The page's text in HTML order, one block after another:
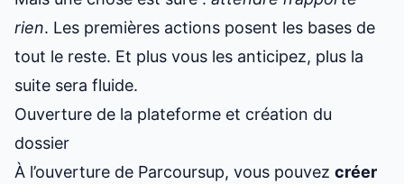
rien. Les premières actions posent les bases de
tout le reste. Et plus vous les anticipez, plus la
suite sera fluide.
Ouverture de la plateforme et création du
dossier
À l’ouverture de Parcoursup, vous pouvez créer